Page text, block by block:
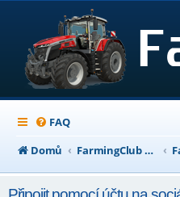
FAQ
Domů
FarmingClub Fórum